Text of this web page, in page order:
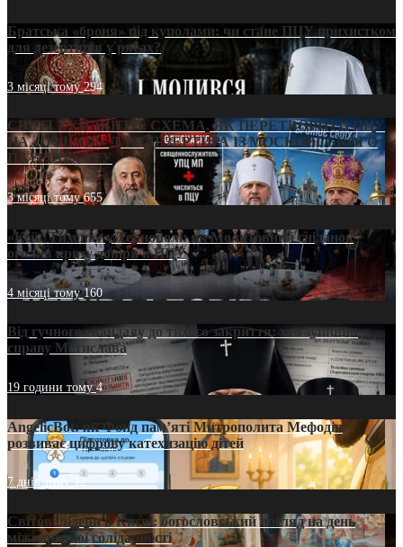
Братська «броня» під куполами: чи стане ПЦУ прихистком
для дезертирів у рясах?
3 місяці тому294
СВЯТІ УХИЛЯНТИ: СХЕМА, ЯК ПЕРЕТВОРИТИ ПЦУ
НА «ОФШОР» ДЛЯ ДЕЗЕРТИРА ІЗ МОСКОВСЬКОГО
ПАТРІАРХАТУ
3 місяці тому655
«Кейс Тихона» у Тернополі: як Молитовний сніданок
оголив кризу довіри в ПЦУ
4 місяці тому160
Від гучного скандалу до тихого закриття: хто зупинив
справу Мстислава
19 години тому4
AngelicBot: як Фонд пам’яті Митрополита Мефодія
розвиває цифрову катехизацію дітей
7 днів тому12
Світові лідери в Києві: богословський погляд на день
міжнародної солідарності